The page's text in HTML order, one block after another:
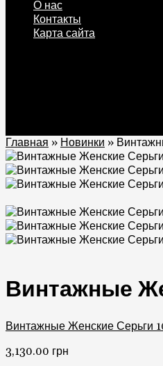
О нас
Контакты
Карта сайта
Главная » Новинки »
Винтажные
Винтажные Женские Серьги
3,130.00 грн